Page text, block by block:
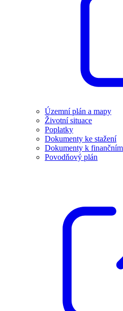
Územní plán a mapy
Životní situace
Poplatky
Dokumenty ke stažení
Dokumenty k
Povodňový plán